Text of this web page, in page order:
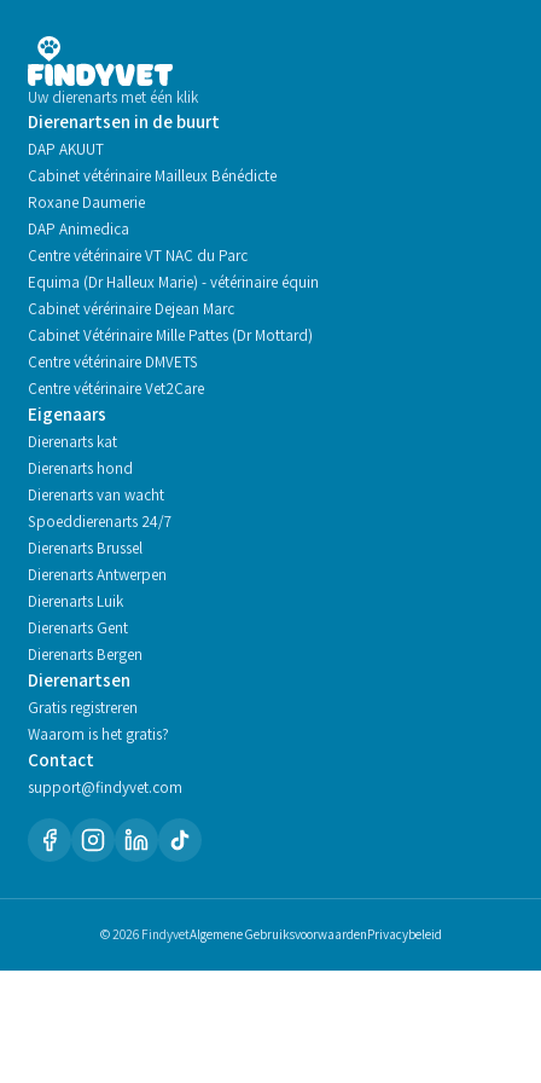
Uw dierenarts met één klik
Dierenartsen in de buurt
DAP AKUUT
Cabinet vétérinaire Mailleux Bénédicte
Roxane Daumerie
DAP Animedica
Centre vétérinaire VT NAC du Parc
Equima (Dr Halleux Marie) - vétérinaire équin
Cabinet vérérinaire Dejean Marc
Cabinet Vétérinaire Mille Pattes (Dr Mottard)
Centre vétérinaire DMVETS
Centre vétérinaire Vet2Care
Eigenaars
Dierenarts kat
Dierenarts hond
Dierenarts van wacht
Spoeddierenarts 24/7
Dierenarts Brussel
Dierenarts Antwerpen
Dierenarts Luik
Dierenarts Gent
Dierenarts Bergen
Dierenartsen
Gratis registreren
Waarom is het gratis?
Contact
support@findyvet.com
© 2026 FindyvetAlgemene GebruiksvoorwaardenPrivacybeleid